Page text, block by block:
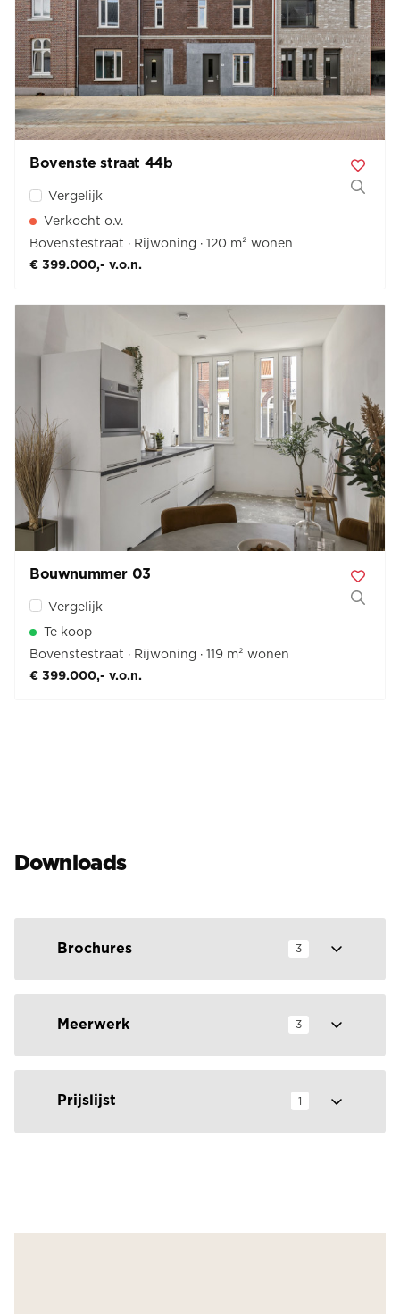
Bovenste straat 44b
Vergelijk
Verkocht o.v.
Bovenstestraat
Rijwoning 120 m² wonen
€ 399.000,- v.o.n.
Bouwnummer 03
Vergelijk
Te koop
Bovenstestraat
Rijwoning 119 m² wonen
€ 399.000,- v.o.n.
Downloads
Brochures 3
Meerwerk 3
Prijslijst 1